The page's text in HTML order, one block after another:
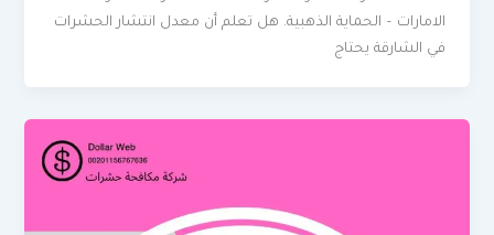
الامارات – الحماية الذهبية. هل تعلم أن معدل انتشار الحشرات
في الشارقة يحتاج